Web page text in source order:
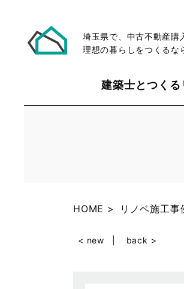
埼玉県で、中古不動産購
理想の暮らしをつくるな
建築士とつくる
HOME リノベ施工事
< new back >